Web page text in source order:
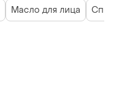
Масло для лица